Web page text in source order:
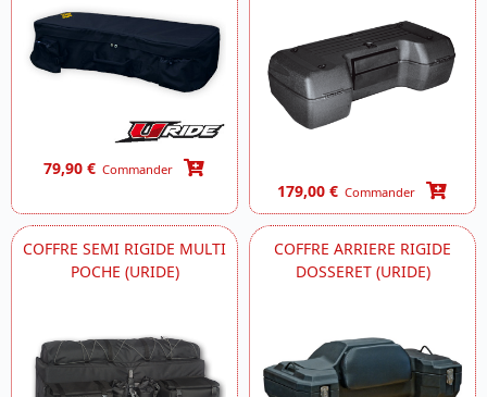
79,90 € Commander
179,00 € Commander
COFFRE SEMI RIGIDE MULTI
POCHE (URIDE)
COFFRE ARRIERE RIGIDE
DOSSERET (URIDE)